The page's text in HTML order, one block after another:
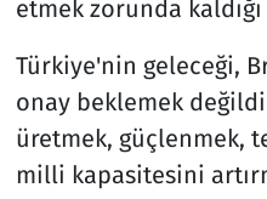
etmek zorunda
Türkiye'nin geleceği,
onay beklemek
üretmek, güçlenmek,
milli kapasitesini